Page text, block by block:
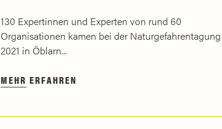
130 Expertinnen und Experten von rund 60
Organisationen kamen bei der Naturgefahrentagung
2021 in Öblarn...
MEHR ERFAHREN